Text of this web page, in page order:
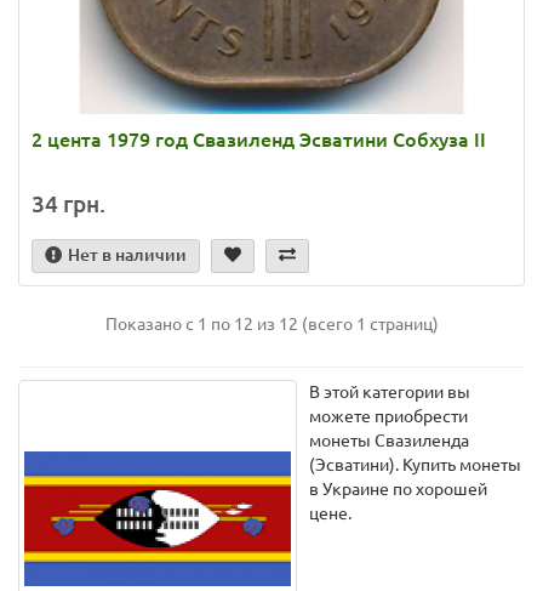
2 цента 1979 год Свазиленд Эсватини Cобхуза II
34 грн.
Нет в наличии
Показано с 1 по 12 из 12 (всего 1 страниц)
В этой категории вы
можете приобрести
монеты Свазиленда
(Эсватини). Купить монеты
в Украине по хорошей
цене.